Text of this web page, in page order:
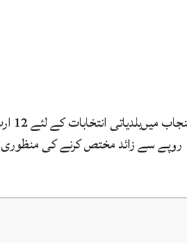
پنجاب
روپے سے زائد مختص کرنے کی منظوری